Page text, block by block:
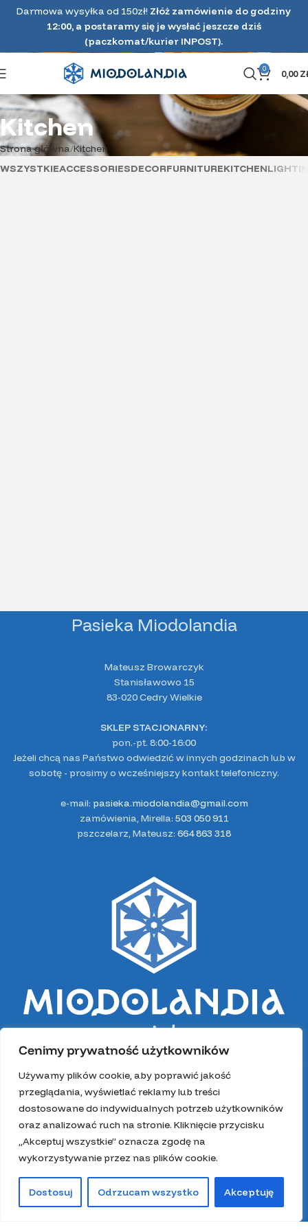
Cenimy prywatność użytkowników
Używamy plików cookie, aby poprawić jakość
przeglądania, wyświetlać reklamy lub treści
dostosowane do indywidualnych potrzeb użytkowników
oraz analizować ruch na stronie. Kliknięcie przycisku
„Akceptuj wszystkie” oznacza zgodę na
wykorzystywanie przez nas plików cookie.
Dostosuj Odrzucam wszystko Akceptuję
Darmowa wysyłka od 150zł! Złóż zamówienie do godziny
12:00, a postaramy się je wysłać jeszcze dziś
(paczkomat/kurier INPOST).
0 0,00
Kitchen
Strona główna Kitchen
WSZYSTKIEACCESSORIESDECORFURNITUREKITCHEN
Pasieka Miodolandia
Mateusz Browarczyk
Stanisławowo 15
83-020 Cedry Wielkie
SKLEP STACJONARNY:
pon.-pt. 8:00-16:00
Jeżeli chcą nas Państwo odwiedzić w innych godzinach lub w
sobotę - prosimy o wcześniejszy kontakt telefoniczny.
e-mail: pasieka.miodolandia@gmail.com
zamówienia, Mirella: 503 050 911
pszczelarz, Mateusz: 664 863 318
0